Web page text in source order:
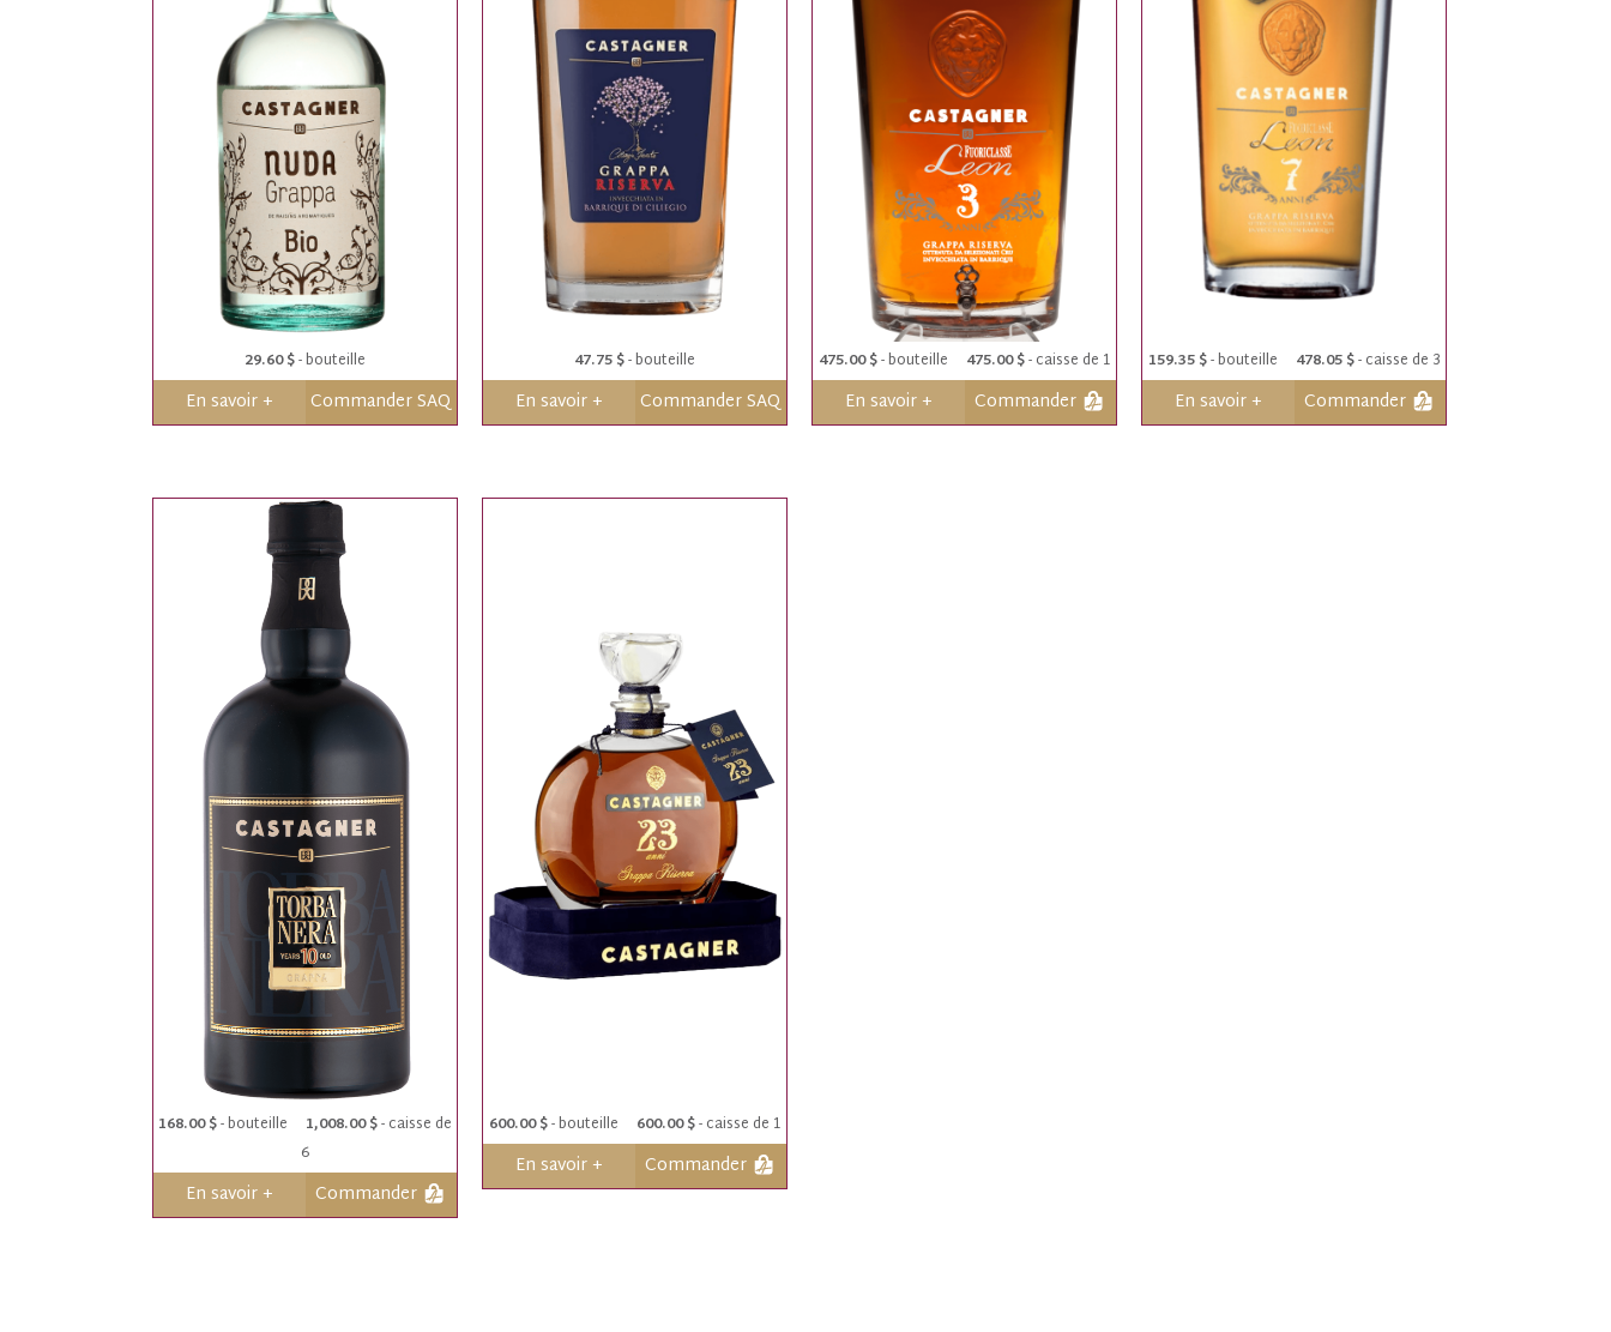
29.60 $- bouteille
En savoir + Commander SAQ
47.75 $- bouteille
En savoir + Commander SAQ
475.00 $- bouteille 475.00 $- caisse de 1
En savoir + Commander
159.35 $- bouteille 478.05 $- caisse de 3
En savoir + Commander
168.00 $- bouteille 1,008.00 $- caisse de
6
En savoir + Commander
600.00 $- bouteille 600.00 $- caisse de 1
En savoir + Commander